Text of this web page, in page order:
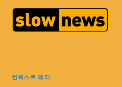
컨텍스트 레터.